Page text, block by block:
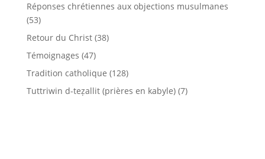
Réponses chrétiennes aux objections musulmanes
(53)
Retour du Christ(38)
Témoignages (47)
Tradition catholique (128)
Tuttriwin d-teẓallit (prières en kabyle)(7)